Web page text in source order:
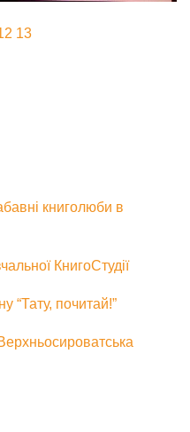
13
книголюби в
КнигоСтудії
“Тату, почитай!”